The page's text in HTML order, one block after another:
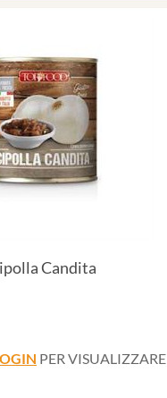
Candita
PER VISUALIZZARE